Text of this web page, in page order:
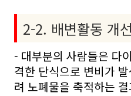
2-2. 배변활동 개선
- 대부분의 사람들은 다
격한 단식으로 변비가
려 노폐물을 축적하는